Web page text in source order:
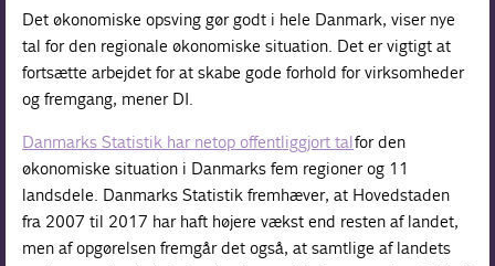
Det økonomiske opsving gør godt i hele Danmark, viser nye
tal for den regionale økonomiske situation. Det er vigtigt at
fortsætte arbejdet for at skabe gode forhold for virksomheder
og fremgang, mener DI.
Danmarks Statistik har netop offentliggjort talfor den
økonomiske situation i Danmarks fem regioner og 11
landsdele. Danmarks Statistik fremhæver, at Hovedstaden
fra 2007 til 2017 har haft højere vækst end resten af landet,
men af opgørelsen fremgår det også, at samtlige af landets